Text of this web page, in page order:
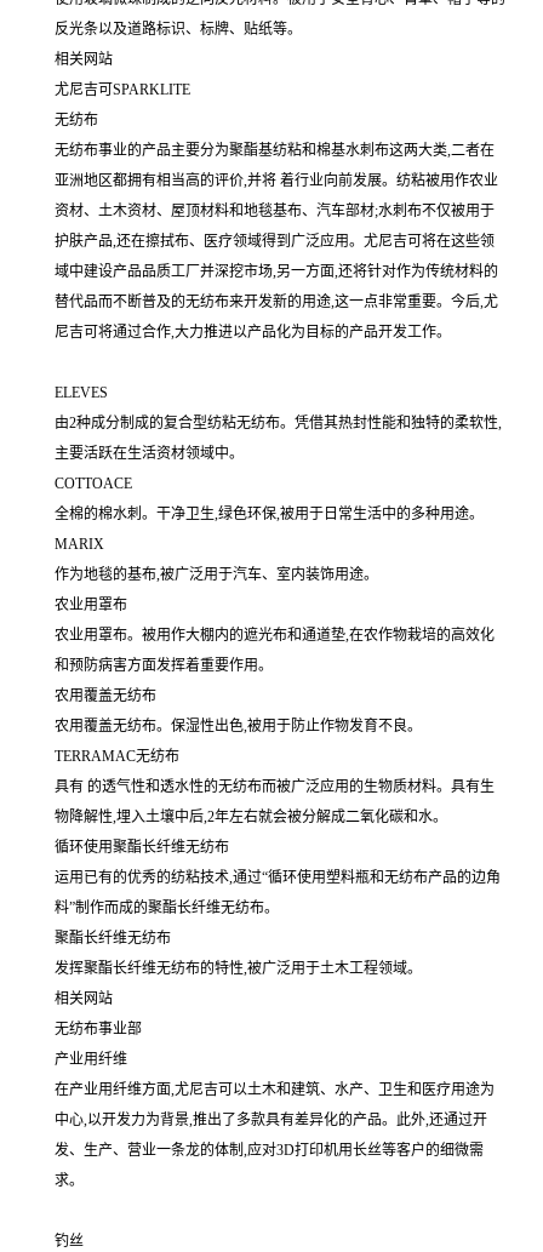
反光条以及道路标识、标牌、贴纸等。
相关网站
尤尼吉可SPARKLITE
无纺布
无纺布事业的产品主要分为聚酯基纺粘和棉基水刺布这两大类,二者在
亚洲地区都拥有相当高的评价,并将 着行业向前发展。纺粘被用作农业
资材、土木资材、屋顶材料和地毯基布、汽车部材;水刺布不仅被用于
护肤产品,还在擦拭布、医疗领域得到广泛应用。尤尼吉可将在这些领
域中建设产品品质工厂并深挖市场,另一方面,还将针对作为传统材料的
替代品而不断普及的无纺布来开发新的用途,这一点非常重要。今后,尤
尼吉可将通过合作,大力推进以产品化为目标的产品开发工作。
ELEVES
由2种成分制成的复合型纺粘无纺布。凭借其热封性能和独特的柔软性,
主要活跃在生活资材领域中。
COTTOACE
全棉的棉水刺。干净卫生,绿色环保,被用于日常生活中的多种用途。
MARIX
作为地毯的基布,被广泛用于汽车、室内装饰用途。
农业用罩布
农业用罩布。被用作大棚内的遮光布和通道垫,在农作物栽培的高效化
和预防病害方面发挥着重要作用。
农用覆盖无纺布
农用覆盖无纺布。保湿性出色,被用于防止作物发育不良。
TERRAMAC无纺布
具有 的透气性和透水性的无纺布而被广泛应用的生物质材料。具有生
物降解性,埋入土壤中后,2年左右就会被分解成二氧化碳和水。
循环使用聚酯长纤维无纺布
运用已有的优秀的纺粘技术,通过“循环使用塑料瓶和无纺布产品的边角
料”制作而成的聚酯长纤维无纺布。
聚酯长纤维无纺布
发挥聚酯长纤维无纺布的特性,被广泛用于土木工程领域。
相关网站
无纺布事业部
产业用纤维
在产业用纤维方面,尤尼吉可以土木和建筑、水产、卫生和医疗用途为
中心,以开发力为背景,推出了多款具有差异化的产品。此外,还通过开
发、生产、营业一条龙的体制,应对3D打印机用长丝等客户的细微需
求。
钓丝